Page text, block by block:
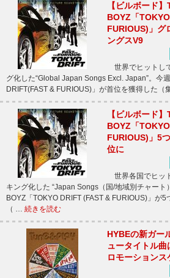
【ビルボード
BOYZ「
FURIOUS)」グ
ングスV9
世界でヒットし
グ化した“Global Japan Songs Excl. Japan”。今
DRIFT(FAST & FURIOUS)」が首位を獲得した（
【ビルボード
BOYZ「
FURIOUS)」5
位に
世界各国でヒッ
キング化した “Japan Songs（国/地域別チャート
BOYZ「TOKYO DRIFT (FAST & FURIOUS)」が
（ … 続きを読む
HYBEの新ガー
ュータイトル
ロモーションス